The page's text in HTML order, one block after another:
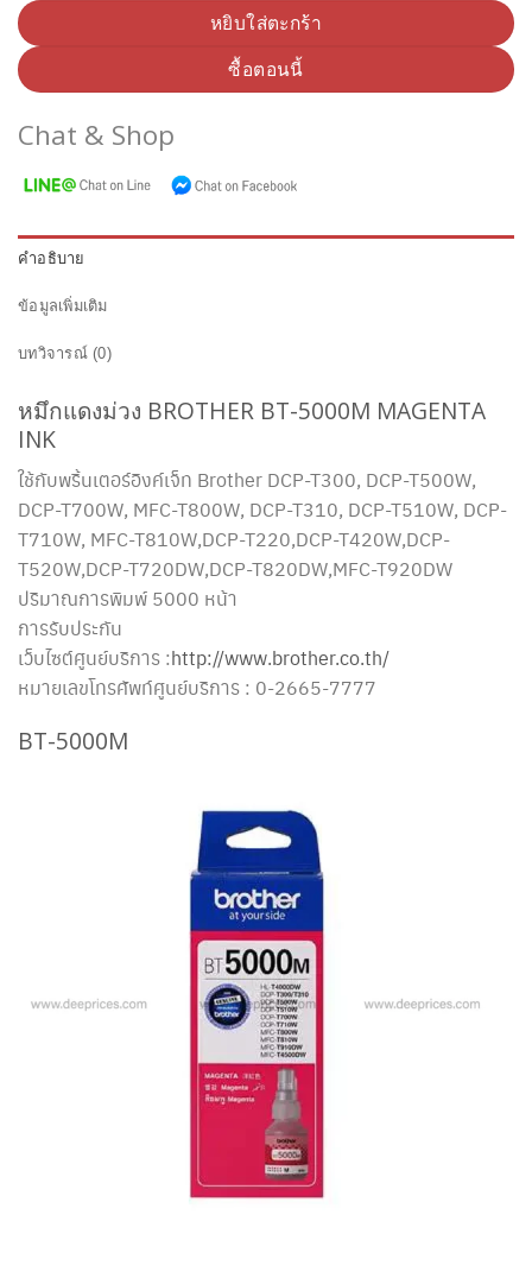
หยิบใส่ตะกร้า
ซื้อตอนนี้
Chat & Shop
คำอธิบาย
ข้อมูลเพิ่มเติม
บทวิจารณ์ (0)
หมึกแดงม่วง BROTHER BT-5000M MAGENTA
INK
ใช้กับพริ้นเตอร์อิงค์เจ็ท Brother DCP-T300, DCP-T500W,
DCP-T700W, MFC-T800W, DCP-T310, DCP-T510W, DCP-
T710W, MFC-T810W,DCP-T220,DCP-T420W,DCP-
T520W,DCP-T720DW,DCP-T820DW,MFC-T920DW
ปริมาณการพิมพ์ 5000 หน้า
การรับประกัน
เว็บไซต์ศูนย์บริการ :http://www.brother.co.th/
หมายเลขโทรศัพท์ศูนย์บริการ : 0-2665-7777
BT-5000M